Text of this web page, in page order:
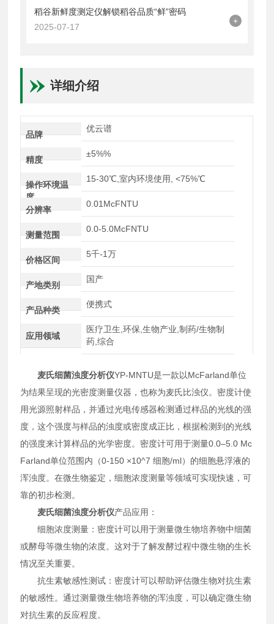
稻谷新鲜度测定仪解锁稻谷品质“鲜”密码
2025-07-17
+
详细介绍
品牌
优云谱
精度
±5%%
操作环境温
度
15-30℃,室内环境使用, <75%℃
分辨率
0.01McFNTU
测量范围
0.0-5.0McFNTU
价格区间
5千-1万
产地类别
国产
产品种类
便携式
应用领域
医疗卫生,环保,生物产业,制药/生物制
药,综合
麦氏细菌浊度分析仪YP-MNTU是一款以McFarland单位
为结果呈现的光密度测量仪器，也称为麦氏比浊仪。密度计使
用光源照射样品，并通过光电传感器检测通过样品的光线的强
度，这个强度与样品的浊度或密度成正比，根据检测到的光线
的强度来计算样品的光学密度。密度计可用于测量0.0–5.0 Mc
Farland单位范围内（0-150 ×10^7 细胞/ml）的细胞悬浮液的
浑浊度。在微生物鉴定，细胞浓度测量等领域可实现快速，可
靠的初步检测。
麦氏细菌浊度分析仪产品应用：
细胞浓度测量：密度计可以用于测量微生物培养物中细菌
或酵母等微生物的浓度。这对于了解发酵过程中微生物的生长
情况至关重要。
抗生素敏感性测试：密度计可以帮助评估微生物对抗生素
的敏感性。通过测量微生物培养物的浑浊度，可以确定微生物
对抗生素的反应程度。